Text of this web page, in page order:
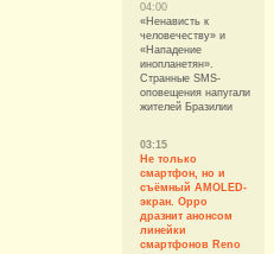
04:00
«Ненависть к
человечеству» и
«Нападение
инопланетян».
Странные SMS-
оповещения напугали
жителей Бразилии
03:15
Не только
смартфон, но и
съёмный AMOLED-
экран. Oppo
дразнит анонсом
линейки
смартфонов Reno